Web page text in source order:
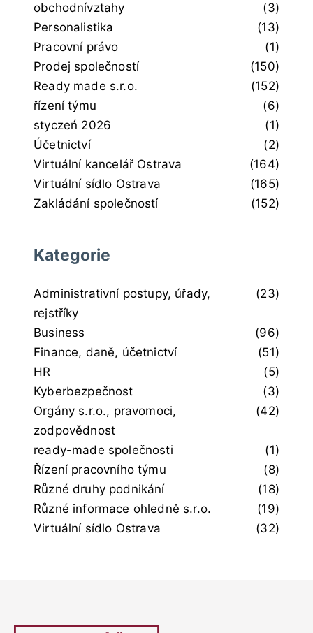
obchodnívztahy
(3)
Personalistika
(13)
Pracovní právo
(1)
Prodej společností
(150)
Ready made s.r.o.
(152)
řízení týmu
(6)
styczeń 2026
(1)
Účetnictví
(2)
Virtuální kancelář Ostrava
(164)
Virtuální sídlo Ostrava
(165)
Zakládání společností
(152)
Kategorie
Administrativní postupy, úřady,
rejstříky
(23)
Business
(96)
Finance, daně, účetnictví
(51)
HR
(5)
Kyberbezpečnost
(3)
Orgány s.r.o., pravomoci,
zodpovědnost
(42)
ready-made společnosti
(1)
Řízení pracovního týmu
(8)
Různé druhy podnikání
(18)
Různé informace ohledně s.r.o.
(19)
Virtuální sídlo Ostrava
(32)